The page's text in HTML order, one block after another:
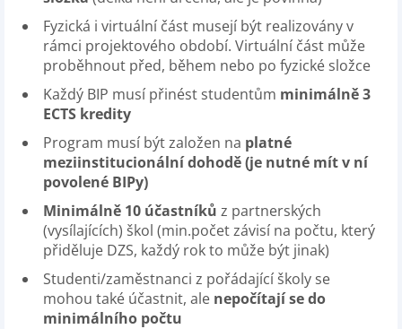
Fyzická i virtuální část musejí být realizovány v
rámci projektového období. Virtuální část může
proběhnout před, během nebo po fyzické složce
Každý BIP musí přinést studentům minimálně 3
ECTS kredity
Program musí být založen na platné
meziinstitucionální dohodě (je nutné mít v ní
povolené BIPy)
Minimálně 10 účastníků z partnerských
(vysílajících) škol (min.počet závisí na počtu, který
přiděluje DZS, každý rok to může být jinak)
Studenti/zaměstnanci z pořádající školy se
mohou také účastnit, ale nepočítají se do
minimálního počtu